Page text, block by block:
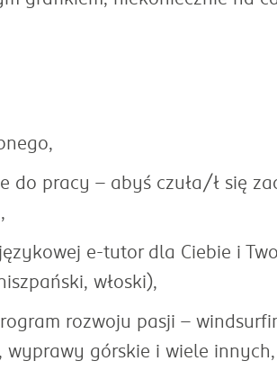
do pracy - abyś czuła/ł się
e-tutor dla Ciebie i
włoski),
rozwoju pasji –
górskie i wiele innych,